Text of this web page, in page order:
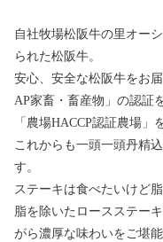
自社牧場松阪牛の里オー
られた松阪牛。
安心、安全な松阪牛をお
AP家畜・畜産物」の認証
「農場HACCP認証農場」
これからも一頭一頭丹精
す。
ステーキは食べたいけど
脂を除いたロースステー
がら濃厚な味わいをご堪能